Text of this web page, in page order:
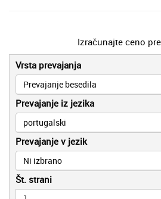
Izračunajte ceno
Vrsta prevajanja
Prevajanje besedila
Prevajanje iz jezika
portugalski
Prevajanje v jezik
Ni izbrano
Št. strani